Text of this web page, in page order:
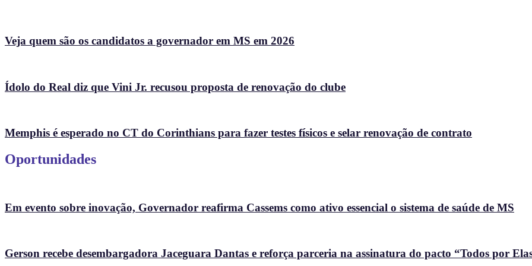
Veja quem são os candidatos a governador em MS em 2026
Ídolo do Real diz que Vini Jr. recusou proposta de renovação do clube
Memphis é esperado no CT do Corinthians para fazer testes físicos e selar renovação de contrato
Oportunidades
Em evento sobre inovação, Governador reafirma Cassems como ativo essencial o sistema de saúde de MS
Gerson recebe desembargadora Jaceguara Dantas e reforça parceria na assinatura do pacto “Todos por